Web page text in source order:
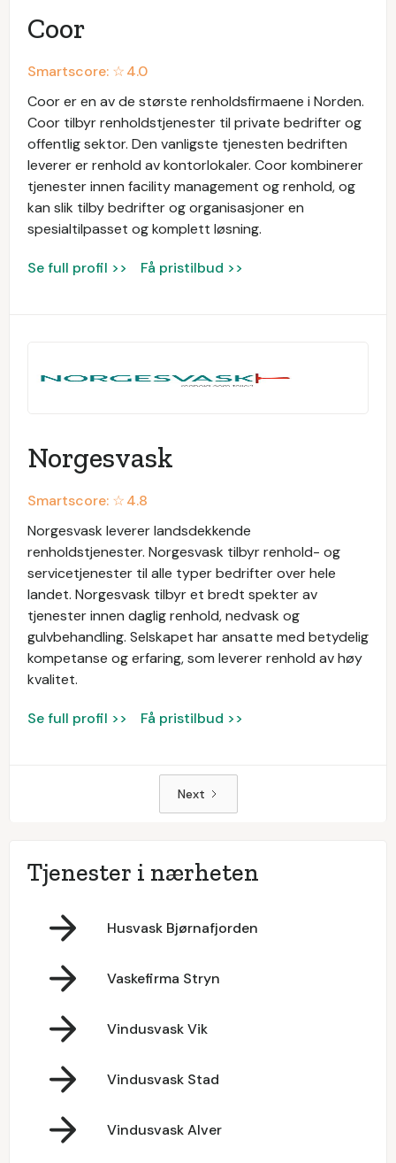
Coor
Smartscore: ☆4.0
Coor er en av de største renholdsfirmaene i Norden.
Coor tilbyr renholdstjenester til private bedrifter og
offentlig sektor. Den vanligste tjenesten bedriften
leverer er renhold av kontorlokaler. Coor kombinerer
tjenester innen facility management og renhold, og
kan slik tilby bedrifter og organisasjoner en
spesialtilpasset og komplett løsning.
Se full profil >> Få pristilbud >>
Norgesvask
Smartscore: ☆4.8
Norgesvask leverer landsdekkende
renholdstjenester. Norgesvask tilbyr renhold- og
servicetjenester til alle typer bedrifter over hele
landet. Norgesvask tilbyr et bredt spekter av
tjenester innen daglig renhold, nedvask og
gulvbehandling. Selskapet har ansatte med betydelig
kompetanse og erfaring, som leverer renhold av høy
kvalitet.
Se full profil >> Få pristilbud >>
Next
Tjenester i nærheten
Husvask Bjørnafjorden
Vaskefirma Stryn
Vindusvask Vik
Vindusvask Stad
Vindusvask Alver